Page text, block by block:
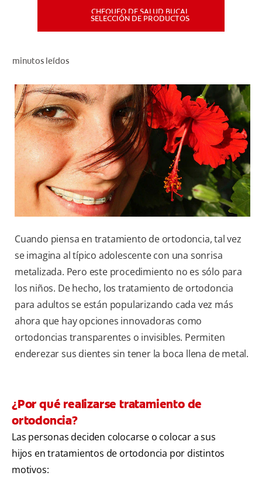
PARA PROFESIONALES
CUPONES
CO (ES)
SUSCRÍBETE
CHEQUEO DE SALUD BUCAL
SELECCIÓN DE PRODUCTOS
minutos leídos
Cuando piensa en tratamiento de ortodoncia, tal vez
se imagina al típico adolescente con una sonrisa
metalizada. Pero este procedimiento no es sólo para
los niños. De hecho, los tratamiento de ortodoncia
para adultos se están popularizando cada vez más
ahora que hay opciones innovadoras como
ortodoncias transparentes o invisibles. Permiten
enderezar sus dientes sin tener la boca llena de metal.
¿Por qué realizarse tratamiento de
ortodoncia?
Las personas deciden colocarse o colocar a sus
hijos en tratamientos de ortodoncia por distintos
motivos: